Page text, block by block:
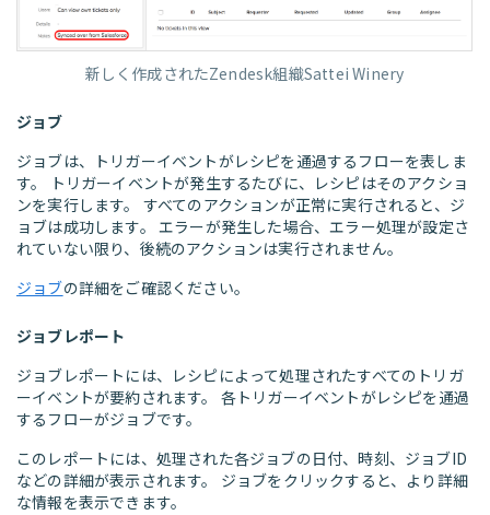
新しく作成されたZendesk組織Sattei Winery
ジョブ
ジョブは、トリガーイベントがレシピを通過するフローを表しま
す。 トリガーイベントが発生するたびに、レシピはそのアクショ
ンを実行します。 すべてのアクションが正常に実行されると、ジ
ョブは成功します。 エラーが発生した場合、エラー処理が設定さ
れていない限り、後続のアクションは実行されません。
ジョブの詳細をご確認ください。
ジョブレポート
ジョブレポートには、レシピによって処理されたすべてのトリガ
ーイベントが要約されます。 各トリガーイベントがレシピを通過
するフローがジョブです。
このレポートには、処理された各ジョブの日付、時刻、ジョブID
などの詳細が表示されます。 ジョブをクリックすると、より詳細
な情報を表示できます。